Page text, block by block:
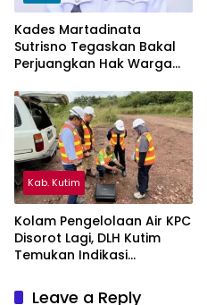
Kades Martadinata
Sutrisno Tegaskan Bakal
Perjuangkan Hak Warga
Kutim
Kab. Kutim
Kolam Pengelolaan Air KPC
Disorot Lagi, DLH Kutim
Temukan Indikasi
Leave a Reply